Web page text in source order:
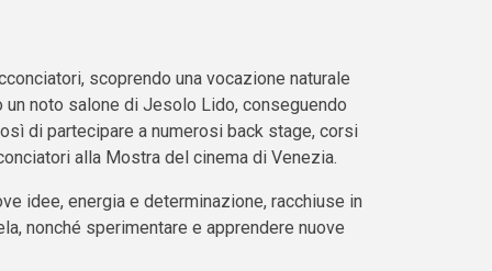
scoprendo una vocazione naturale
noto salone di Jesolo Lido, conseguendo
di partecipare a numerosi back stage, corsi
alla Mostra del cinema di Venezia.
idee, energia e determinazione, racchiuse in
nonché sperimentare e apprendere nuove